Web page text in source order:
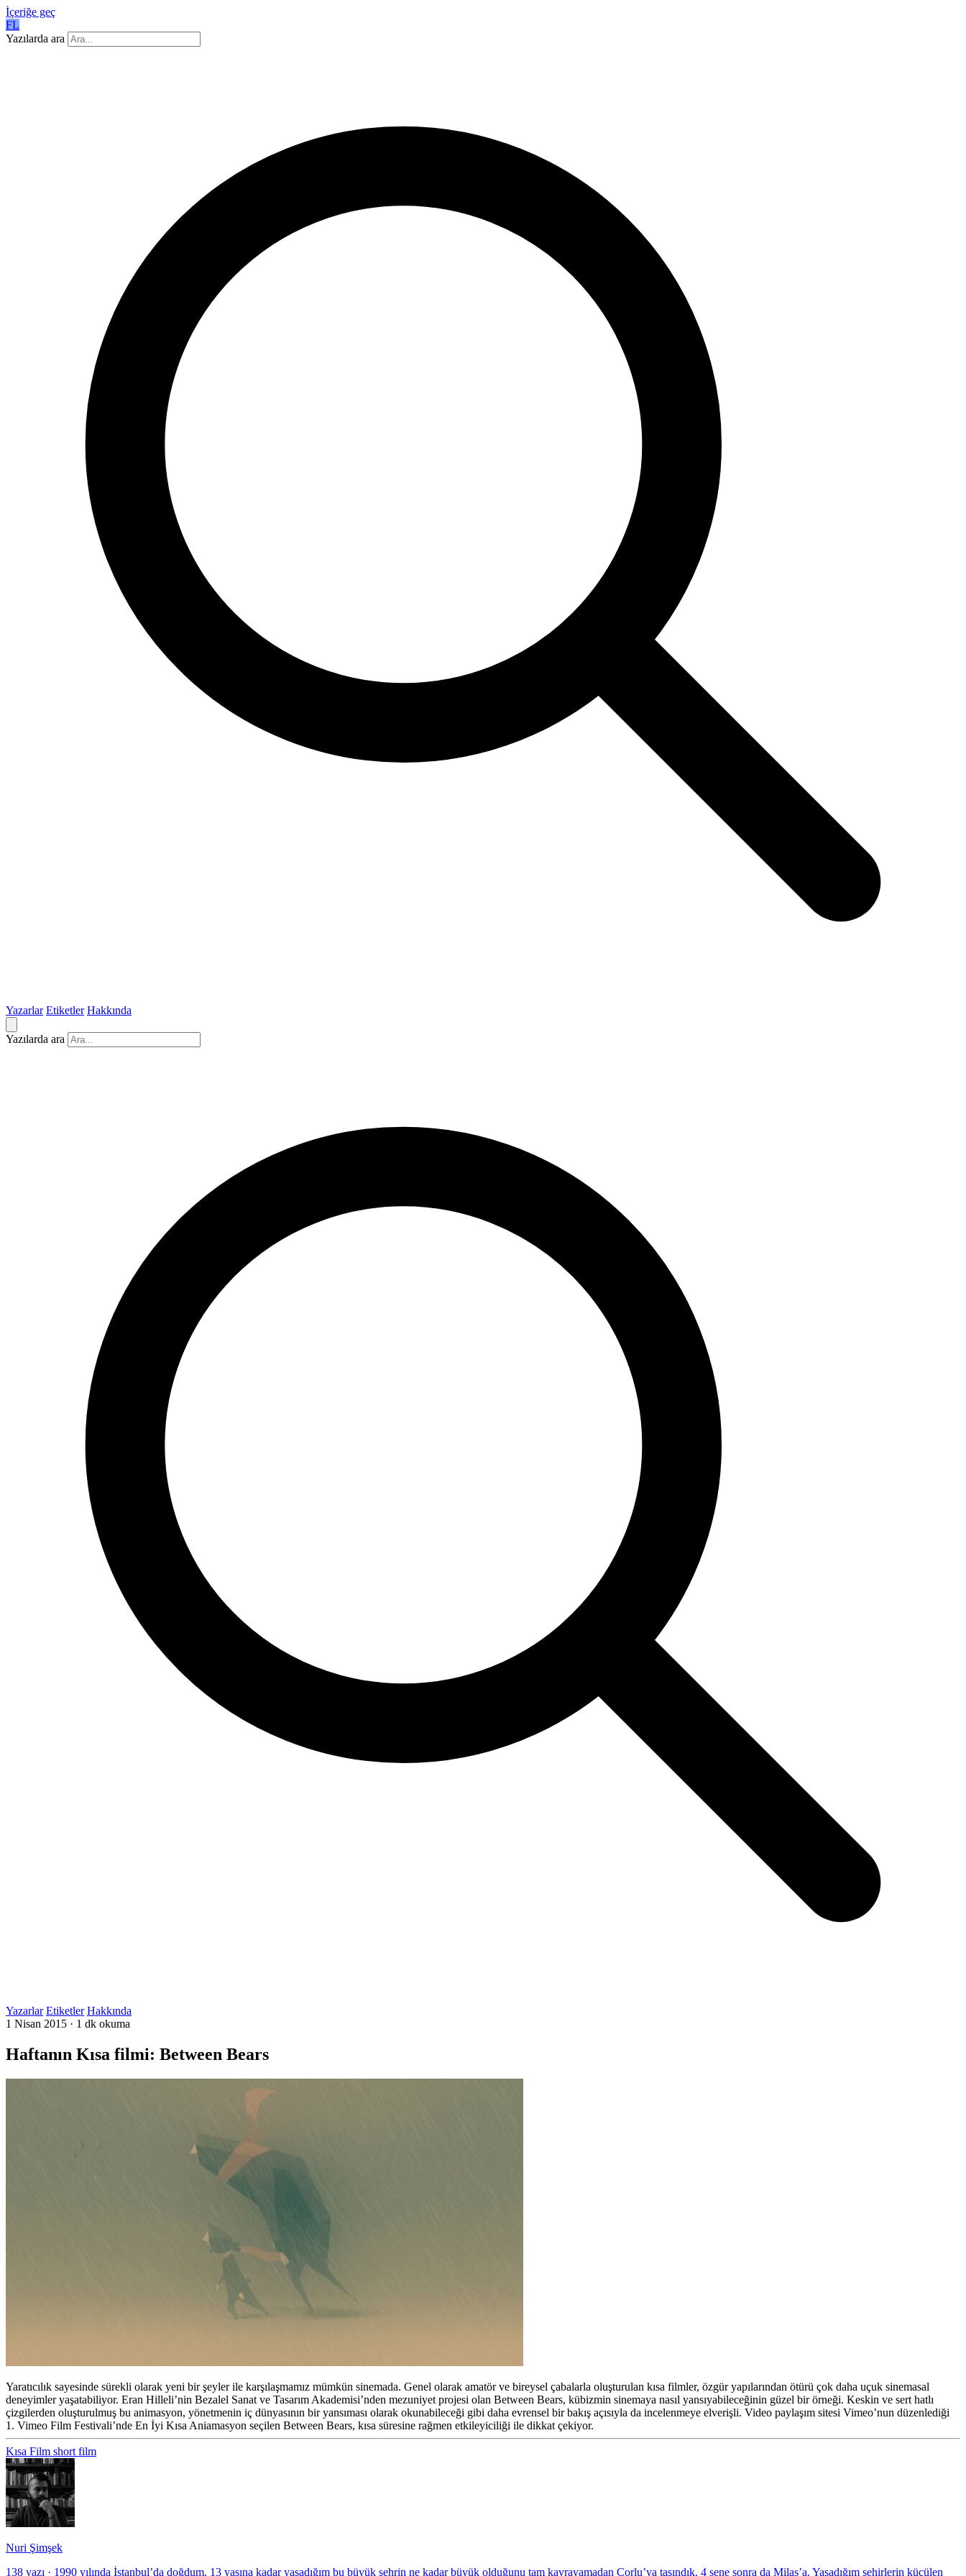
İçeriğe geç
FL
Yazılarda ara
Yazarlar Etiketler Hakkında
Yazılarda ara
Yazarlar Etiketler Hakkında
1 Nisan 2015 · 1 dk okuma
Haftanın Kısa filmi: Between Bears
Yaratıcılık sayesinde sürekli olarak yeni bir şeyler ile karşılaşmamız mümkün sinemada. Genel olarak amatör ve bireysel çabalarla oluşturulan kısa filmler, özgür yapılarından ötürü çok daha uçuk sinemasal
deneyimler yaşatabiliyor. Eran Hilleli’nin Bezalel Sanat ve Tasarım Akademisi’nden mezuniyet projesi olan Between Bears, kübizmin sinemaya nasıl yansıyabileceğinin güzel bir örneği. Keskin ve sert hatlı
çizgilerden oluşturulmuş bu animasyon, yönetmenin iç dünyasının bir yansıması olarak okunabileceği gibi daha evrensel bir bakış açısıyla da incelenmeye elverişli. Video paylaşım sitesi Vimeo’nun düzenlediği
1. Vimeo Film Festivali’nde En İyi Kısa Aniamasyon seçilen Between Bears, kısa süresine rağmen etkileyiciliği ile dikkat çekiyor.
Kısa Film short film
Nuri Şimşek
138 yazı · 1990 yılında İstanbul’da doğdum. 13 yaşına kadar yaşadığım bu büyük şehrin ne kadar büyük olduğunu tam kavrayamadan Çorlu’ya taşındık. 4 sene sonra da Milas’a. Yaşadığım şehirlerin küçülen